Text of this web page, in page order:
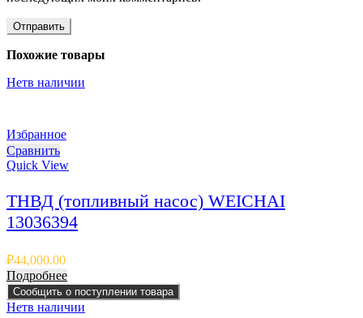
Похожие товары
Нетв наличии
Избранное
Сравнить
Quick View
ТНВД (топливный насос) WEICHAI
13036394
₽44,000.00
Подробнее
Сообщить о поступлении товара
Нетв наличии